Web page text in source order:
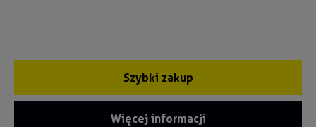
Szybki zakup
Więcej informacji